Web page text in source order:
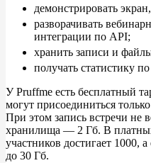
демонстрировать
разворачивать
интеграции по API;
хранить записи и
получать статистику по
У Pruffme есть бесплатный
могут присоединиться
При этом запись встречи не
хранилища — 2 Гб. В
участников достигает 1000, а
до 30 Гб.